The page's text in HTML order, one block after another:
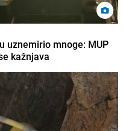
uznemirio mnoge: MUP
kažnjava